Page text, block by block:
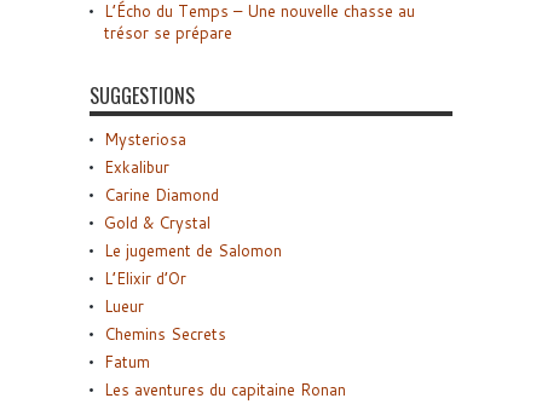
L’Écho du Temps – Une nouvelle chasse au
trésor se prépare
SUGGESTIONS
Mysteriosa
Exkalibur
Carine Diamond
Gold & Crystal
Le jugement de Salomon
L’Elixir d’Or
Lueur
Chemins Secrets
Fatum
Les aventures du capitaine Ronan